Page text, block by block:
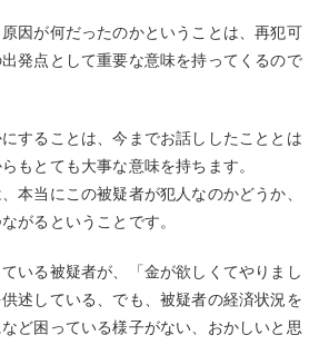
因が何だったのかということは、再犯可
発点として重要な意味を持ってくるので
することは、今までお話ししたこととは
もとても大事な意味を持ちます。
本当にこの被疑者が犯人なのかどうか、
がるということです。
いる被疑者が、「金が欲しくてやりまし
述している、でも、被疑者の経済状況を
ど困っている様子がない、おかしいと思